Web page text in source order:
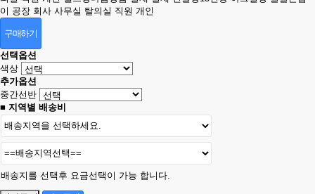
이 공장 회사 사무실 탈의실 직원 개인
구매하기
선택옵션
색상
추가옵션
중간선반
■ 지역별 배송비
배송지를 선택후 요금선택이 가능 합니다.